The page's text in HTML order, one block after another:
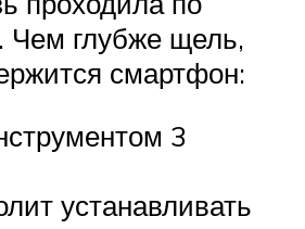
Чем глубже щель,
смартфон:
3
устанавливать